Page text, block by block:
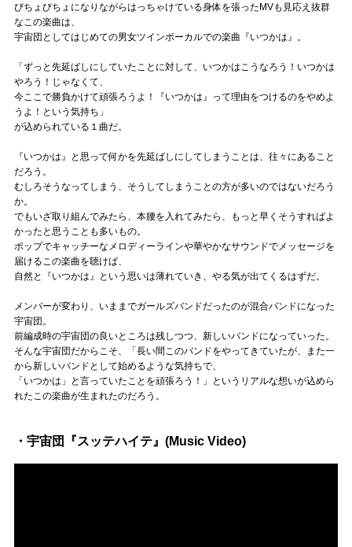
びちょびちょになりながらはっちゃけている身体を張ったMVも見応え抜群
なこの楽曲は、
宇宙団としてはじめての男女ツインボーカルでの楽曲『いつかは』。
「ずっと先延ばしにしていたことに対して、いつかはこうなろう！いつかは
やろう！じゃなくて、
今ここで勝負かけて頑張ろうよ！『いつかは』って理由をつけるのをやめよ
うよ！という気持ち」
が込められている１曲だ。
『いつかは』と思って何かを先延ばしにしてしまうことは、往々にあること
だろう。
むしろそうなってしまう、そうしてしまうことの方が多いのではないだろう
か。
でもいざ取り組んでみたら、本腰を入れてみたら、もっと早くそうすればよ
かったと思うことも多いもの。
ポップでキャッチーなメロディーラインや華やかなサウンドでメッセージを
届けるこの楽曲を聴けば、
自然と『いつかは』という思いは薄れていき、やる気が出てくるはずだ。
メンバーが変わり、いままでガールズバンドだったのが混合バンドになった
宇宙団。
前編成時の宇宙団の良いところは残しつつ、新しいバンドになっていった。
そんな宇宙団だからこそ、「長い間このバンドをやってきていたが、また一
から新しいバンドとして始めるような気持ちで、
「いつかは」と言っていたことを頑張ろう！」というリアルな想いが込めら
れたこの楽曲が生まれたのだろう。
・宇宙団『スッテハイテ』(Music Video)